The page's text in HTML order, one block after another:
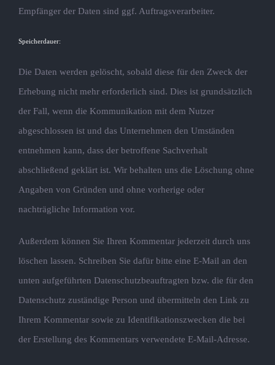
Empfänger der Daten sind ggf. Auftragsverarbeiter.
Speicherdauer:
Die Daten werden gelöscht, sobald diese für den Zweck der
Erhebung nicht mehr erforderlich sind. Dies ist grundsätzlich
der Fall, wenn die Kommunikation mit dem Nutzer
abgeschlossen ist und das Unternehmen den Umständen
entnehmen kann, dass der betroffene Sachverhalt
abschließend geklärt ist. Wir behalten uns die Löschung ohne
Angaben von Gründen und ohne vorherige oder
nachträgliche Information vor.
Außerdem können Sie Ihren Kommentar jederzeit durch uns
löschen lassen. Schreiben Sie dafür bitte eine E-Mail an den
unten aufgeführten Datenschutzbeauftragten bzw. die für den
Datenschutz zuständige Person und übermitteln den Link zu
Ihrem Kommentar sowie zu Identifikationszwecken die bei
der Erstellung des Kommentars verwendete E-Mail-Adresse.